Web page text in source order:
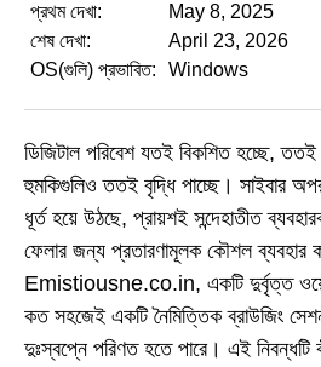
প্রথম দেখা:
May 8, 2025
শেষ দেখা:
April 23, 2026
OS(গুলি) প্রভাবিত:
Windows
ডিজিটাল পরিবেশ যতই বিকশিত হচ্ছে, ততই
হুমকিগুলিও ততই বৃদ্ধি পাচ্ছে। সাইবার
ধূর্ত হয়ে উঠছে, প্রায়শই সন্দেহাতীত
ফেলার জন্য প্রতারণামূলক কৌশল
Emistiousne.co.in, একটি দুর্বৃত্ত
কত সহজেই একটি নৈমিত্তিক ব্রাউজিং
দুঃস্বপ্নে পরিণত হতে পারে। এই নিবন্ধটি